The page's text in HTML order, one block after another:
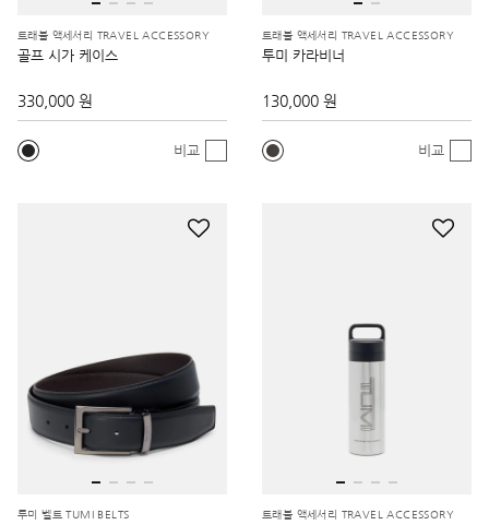
트래블 액세서리 TRAVEL ACCESSORY
골프 시가 케이스
330,000 원
비교
트래블 액세서리 TRAVEL ACCESSORY
투미 카라비너
130,000 원
비교
투미 벨트 TUMI BELTS 트래블 액세서리 TRAVEL ACCESSORY